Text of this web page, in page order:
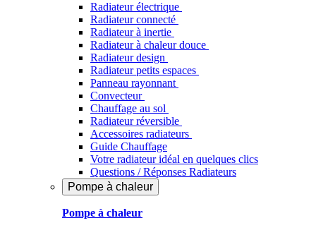
Radiateur électrique
Radiateur connecté
Radiateur à inertie
Radiateur à chaleur douce
Radiateur design
Radiateur petits espaces
Panneau rayonnant
Convecteur
Chauffage au sol
Radiateur réversible
Accessoires radiateurs
Guide Chauffage
Votre radiateur idéal en quelques clics
Questions / Réponses Radiateurs
Pompe à chaleur
Pompe à chaleur